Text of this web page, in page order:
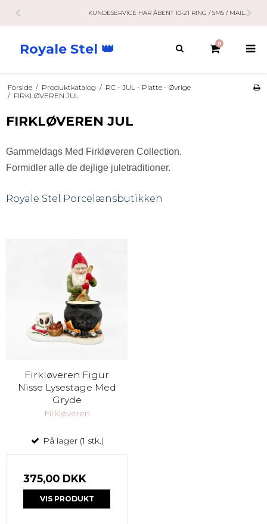
KUNDESERVICE HAR ÅBENT 10-21 RING / SMS / MAIL.
Royale Stel 👑 0
Forside / Produktkatalog / RC - JUL - Platte - Øvrige
/ FIRKLØVEREN JUL
FIRKLØVEREN JUL
Gammeldags Med Firkløveren Collection.
Formidler alle de dejlige juletraditioner.
Royale Stel Porcelænsbutikken
Firkløveren Figur
Nisse Lysestage Med
Gryde
Firkløveren
På lager (1 stk.)
375,00 DKK
VIS PRODUKT